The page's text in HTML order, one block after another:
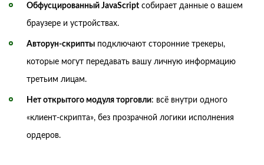
Обфусцированный JavaScript собирает данные о вашем
браузере и устройствах.
Авторун-скрипты подключают сторонние трекеры,
которые могут передавать вашу личную информацию
третьим лицам.
Нет открытого модуля торговли: всё внутри одного
«клиент-скрипта», без прозрачной логики исполнения
ордеров.